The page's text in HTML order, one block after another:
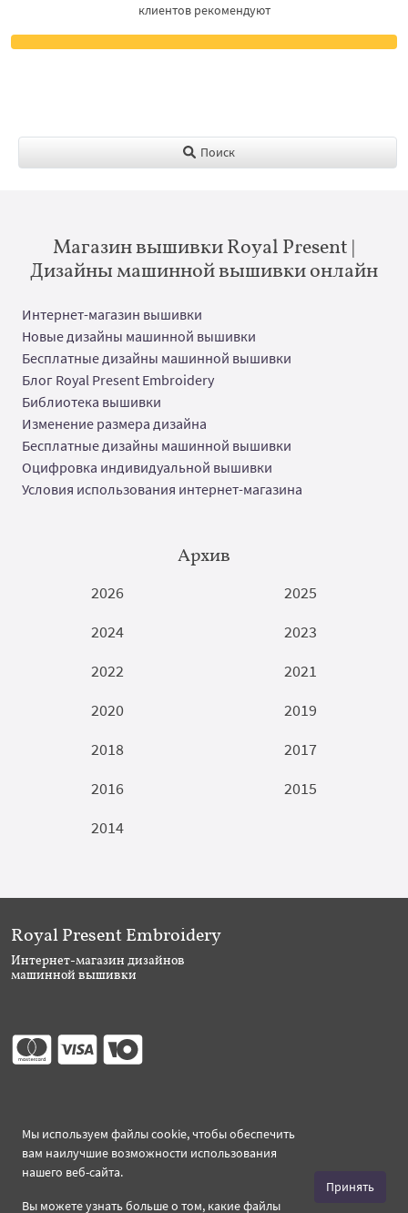
клиентов рекомендуют
Поиск
Магазин вышивки Royal Present |
Дизайны машинной вышивки онлайн
Интернет-магазин вышивки
Новые дизайны машинной вышивки
Бесплатные дизайны машинной вышивки
Блог Royal Present Embroidery
Библиотека вышивки
Изменение размера дизайна
Бесплатные дизайны машинной вышивки
Оцифровка индивидуальной вышивки
Условия использования интернет-магазина
Архив
2026
2025
2024
2023
2022
2021
2020
2019
2018
2017
2016
2015
2014
Мы используем файлы cookie, чтобы обеспечить
вам наилучшие возможности использования
нашего веб-сайта.
Вы можете узнать больше о том, какие файлы
Принять
Royal Present Embroidery
Интернет-магазин дизайнов
машинной вышивки